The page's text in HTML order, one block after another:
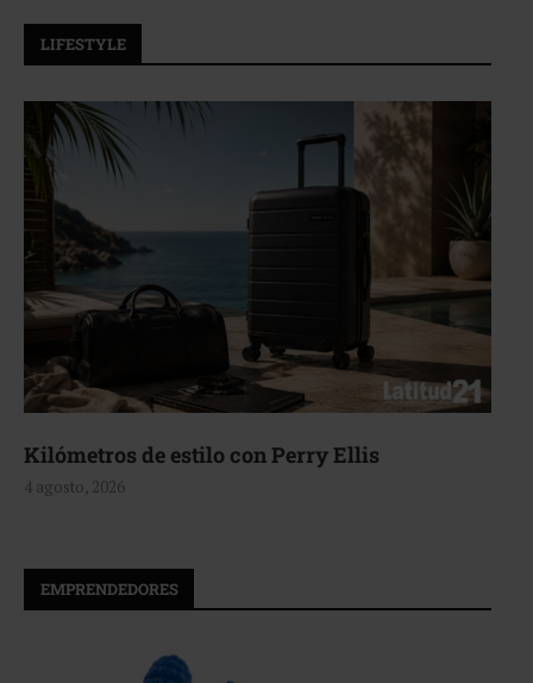
LIFESTYLE
Kilómetros de estilo con Perry Ellis
4 agosto, 2026
EMPRENDEDORES